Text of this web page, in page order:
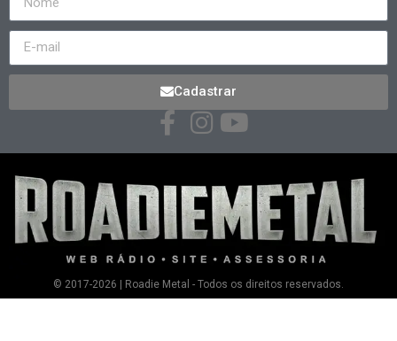
Cadastrar
© 2017-2026 | Roadie Metal - Todos os direitos reservados.